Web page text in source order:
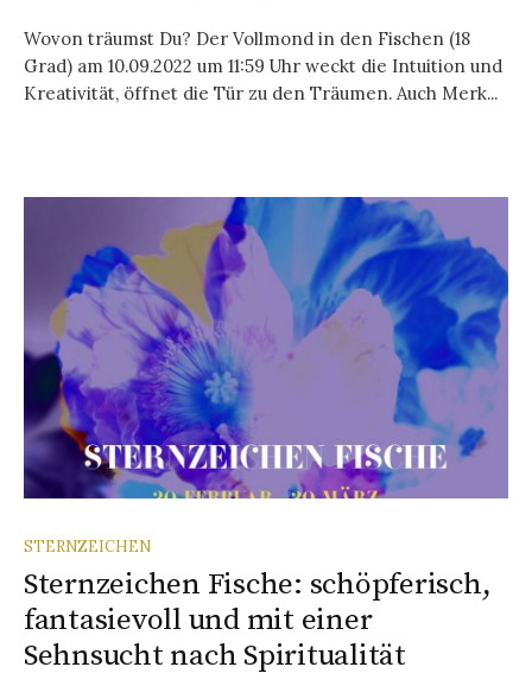
Wovon träumst Du? Der Vollmond in den Fischen (18
Grad) am 10.09.2022 um 11:59 Uhr weckt die Intuition und
Kreativität, öffnet die Tür zu den Träumen. Auch Merk...
STERNZEICHEN
Sternzeichen Fische: schöpferisch,
fantasievoll und mit einer
Sehnsucht nach Spiritualität